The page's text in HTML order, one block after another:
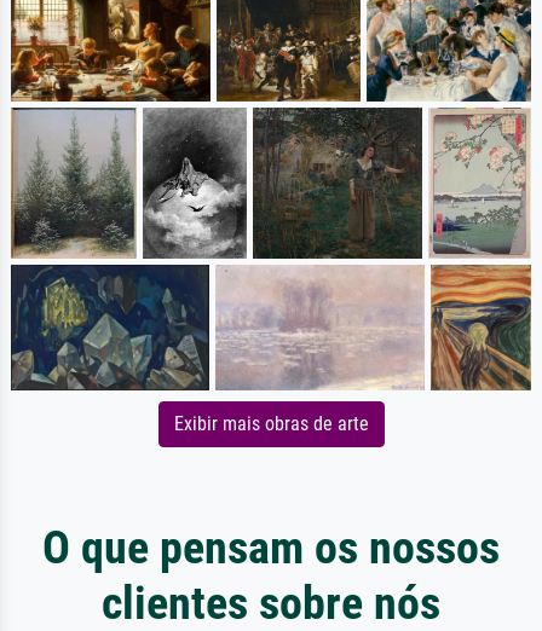
Exibir mais obras de arte
O que pensam os nossos
clientes sobre nós